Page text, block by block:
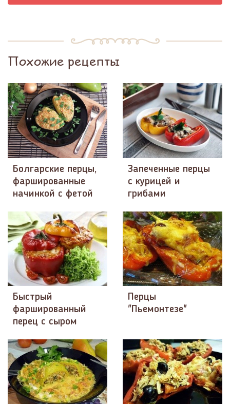
Похожие рецепты
Болгарские перцы,
фаршированные
начинкой с фетой
Запеченные перцы
с курицей и
грибами
Быстрый
фаршированный
перец с сыром
Перцы
"Пьемонтезе"